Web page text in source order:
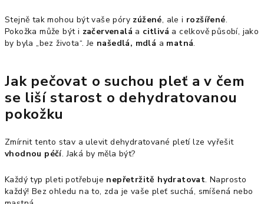
Stejně tak mohou být vaše póry zúžené, ale i rozšířené.
Pokožka může být i začervenalá a citlivá a celkově působí, jako
by byla „bez života“. Je našedlá, mdlá a matná.
Jak pečovat o suchou pleť a v čem
se liší starost o dehydratovanou
pokožku
Zmírnit tento stav a ulevit dehydratované pletí lze vyřešit
vhodnou péčí. Jaká by měla být?
Každý typ pleti potřebuje nepřetržitě hydratovat. Naprosto
každý! Bez ohledu na to, zda je vaše pleť suchá, smíšená nebo